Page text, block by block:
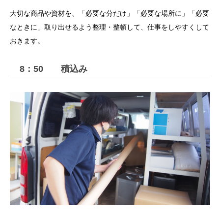
大切な商品や資材を、「必要な分だけ」「必要な場所に」「必要
なときに」取り出せるよう整理・整頓して、仕事をしやすくして
おきます。
8：50 積込み